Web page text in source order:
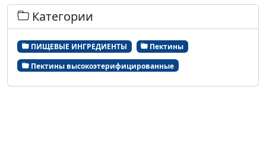
Категории
ПИЩЕВЫЕ ИНГРЕДИЕНТЫ
Пектины
Пектины высокоэтерифицированные